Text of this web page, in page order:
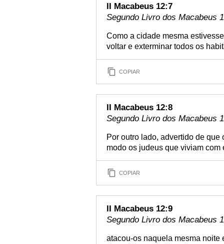
II Macabeus 12:7
Segundo Livro dos Macabeus
Como a cidade mesma
voltar e exterminar todos os
COPIAR
II Macabeus 12:8
Segundo Livro dos Macabeus
Por outro lado, advertido de
modo os judeus que viviam com
COPIAR
II Macabeus 12:9
Segundo Livro dos Macabeus
atacou-os naquela mesma noite